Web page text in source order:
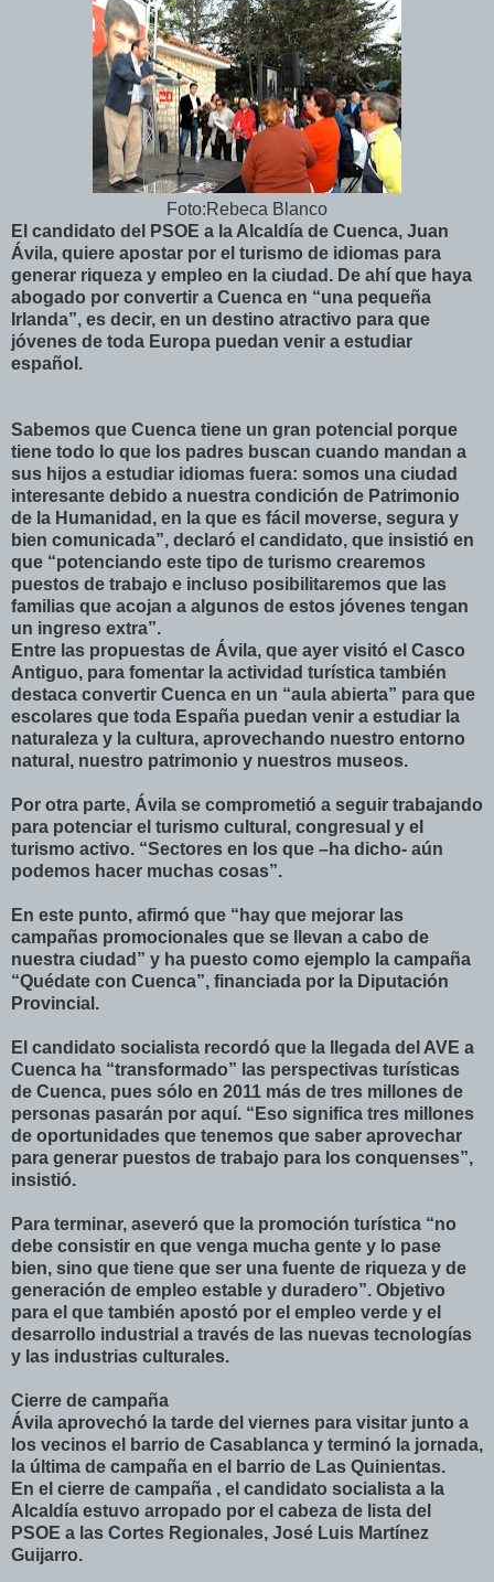
Foto:Rebeca Blanco
El candidato del PSOE a la Alcaldía de Cuenca, Juan
Ávila, quiere apostar por el turismo de idiomas para
generar riqueza y empleo en la ciudad. De ahí que haya
abogado por convertir a Cuenca en “una pequeña
Irlanda”, es decir, en un destino atractivo para que
jóvenes de toda Europa puedan venir a estudiar
español.
Sabemos que Cuenca tiene un gran potencial porque
tiene todo lo que los padres buscan cuando mandan a
sus hijos a estudiar idiomas fuera: somos una ciudad
interesante debido a nuestra condición de Patrimonio
de la Humanidad, en la que es fácil moverse, segura y
bien comunicada”, declaró el candidato, que insistió en
que “potenciando este tipo de turismo crearemos
puestos de trabajo e incluso posibilitaremos que las
familias que acojan a algunos de estos jóvenes tengan
un ingreso extra”.
Entre las propuestas de Ávila, que ayer visitó el Casco
Antiguo, para fomentar la actividad turística también
destaca convertir Cuenca en un “aula abierta” para que
escolares que toda España puedan venir a estudiar la
naturaleza y la cultura, aprovechando nuestro entorno
natural, nuestro patrimonio y nuestros museos.
Por otra parte, Ávila se comprometió a seguir trabajando
para potenciar el turismo cultural, congresual y el
turismo activo. “Sectores en los que –ha dicho- aún
podemos hacer muchas cosas”.
En este punto, afirmó que “hay que mejorar las
campañas promocionales que se llevan a cabo de
nuestra ciudad” y ha puesto como ejemplo la campaña
“Quédate con Cuenca”, financiada por la Diputación
Provincial.
El candidato socialista recordó que la llegada del AVE a
Cuenca ha “transformado” las perspectivas turísticas
de Cuenca, pues sólo en 2011 más de tres millones de
personas pasarán por aquí. “Eso significa tres millones
de oportunidades que tenemos que saber aprovechar
para generar puestos de trabajo para los conquenses”,
insistió.
Para terminar, aseveró que la promoción turística “no
debe consistir en que venga mucha gente y lo pase
bien, sino que tiene que ser una fuente de riqueza y de
generación de empleo estable y duradero”. Objetivo
para el que también apostó por el empleo verde y el
desarrollo industrial a través de las nuevas tecnologías
y las industrias culturales.
Cierre de campaña
Ávila aprovechó la tarde del viernes para visitar junto a
los vecinos el barrio de Casablanca y terminó la jornada,
la última de campaña en el barrio de Las Quinientas.
En el cierre de campaña , el candidato socialista a la
Alcaldía estuvo arropado por el cabeza de lista del
PSOE a las Cortes Regionales, José Luis Martínez
Guijarro.